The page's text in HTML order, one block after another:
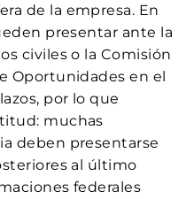
de la empresa. En
presentar ante la
civiles o la Comisión
Oportunidades en el
por lo que
muchas
deben presentarse
al último
federales